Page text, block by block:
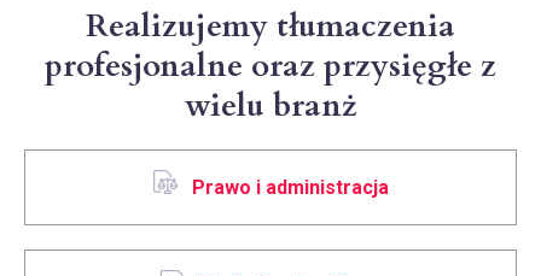
Realizujemy tłumaczenia
profesjonalne oraz przysięgłe z
wielu branż
Prawo i administracja